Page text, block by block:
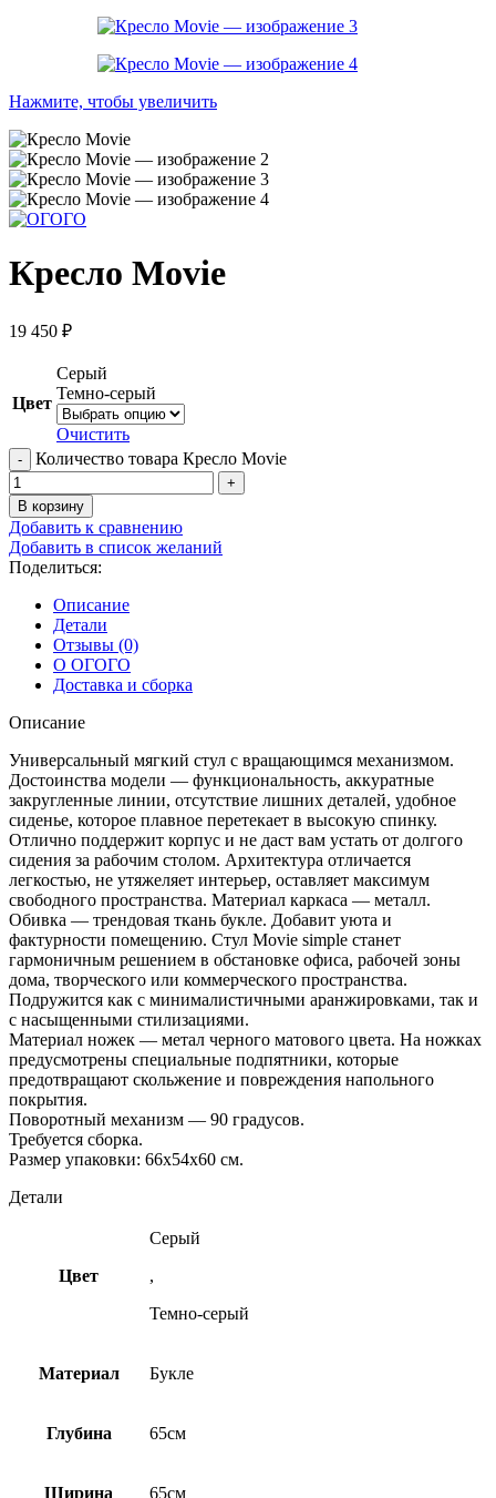
Нажмите, чтобы увеличить
Кресло Movie
19 450 ₽
Цвет
Серый
Темно-серый
Очистить
Количество товара Кресло Movie
В корзину
Добавить к сравнению
Добавить в список желаний
Поделиться:
Описание
Детали
Отзывы (0)
О ОГОГО
Доставка и сборка
Описание
Универсальный мягкий стул с вращающимся механизмом.
Достоинства модели — функциональность, аккуратные
закругленные линии, отсутствие лишних деталей, удобное
сиденье, которое плавное перетекает в высокую спинку.
Отлично поддержит корпус и не даст вам устать от долгого
сидения за рабочим столом. Архитектура отличается
легкостью, не утяжеляет интерьер, оставляет максимум
свободного пространства. Материал каркаса — металл.
Обивка — трендовая ткань букле. Добавит уюта и
фактурности помещению. Стул Movie simple станет
гармоничным решением в обстановке офиса, рабочей зоны
дома, творческого или коммерческого пространства.
Подружится как с минималистичными аранжировками, так и
с насыщенными стилизациями.
Материал ножек — метал черного матового цвета. На ножках
предусмотрены специальные подпятники, которые
предотвращают скольжение и повреждения напольного
покрытия.
Поворотный механизм — 90 градусов.
Требуется сборка.
Размер упаковки: 66х54х60 см.
Детали
Цвет
Серый
,
Темно-серый
Материал Букле
Глубина 65см
Ширина 65см